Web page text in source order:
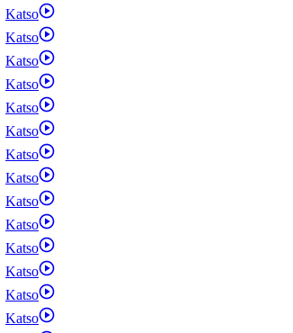
Katso
Katso
Katso
Katso
Katso
Katso
Katso
Katso
Katso
Katso
Katso
Katso
Katso
Katso